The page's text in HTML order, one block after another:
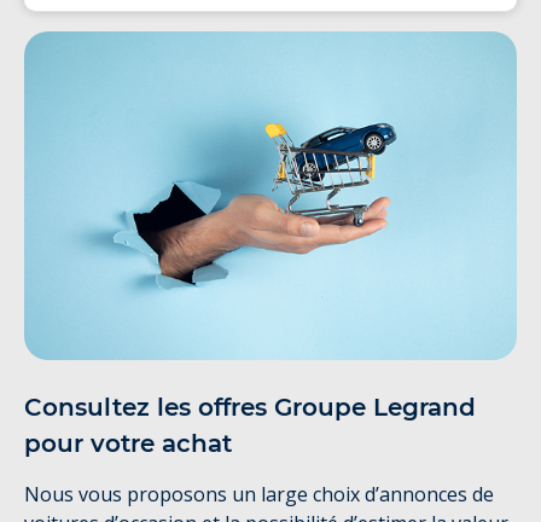
Consultez les offres Groupe Legrand
pour votre achat
Nous vous proposons un large choix d’annonces de